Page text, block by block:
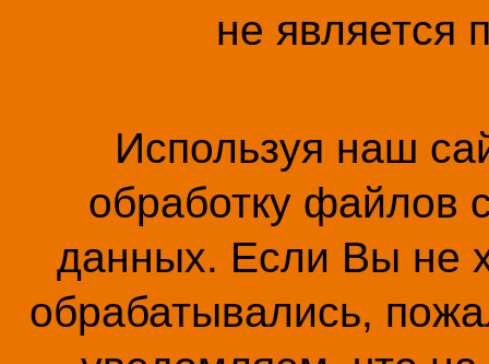
не является
Используя наш
обработку файлов
данных. Если Вы не
обрабатывались,